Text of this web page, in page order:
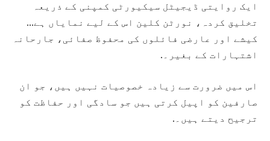
ایک روایتی ڈیجیٹل سیکیورٹی کمپنی کے ذریعہ
تخلیق کردہ، نورٹن کلین اس کے لیے نمایاں ہے...
کیشے اور عارضی فائلوں کی محفوظ صفائی، جارحانہ
اشتہارات کے بغیر۔.
اس میں ضرورت سے زیادہ خصوصیات نہیں ہیں، جو ان
صارفین کو اپیل کرتی ہیں جو سادگی اور حفاظت کو
ترجیح دیتے ہیں۔.